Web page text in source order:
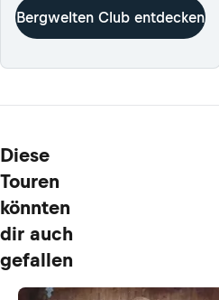
Bergwelten Club entdecken
Diese
Touren
könnten
dir auch
gefallen